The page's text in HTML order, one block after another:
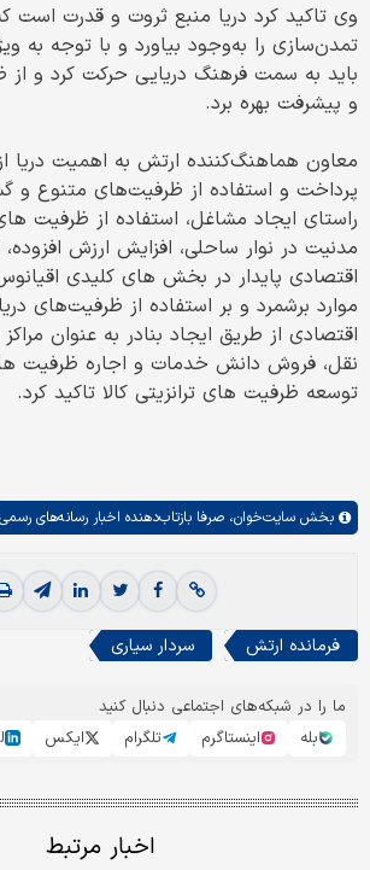
وی تاکید کرد دریا منبع ثروت و قدرت است
تمدن‌سازی را به‌وجود بیاورد و با توجه به
باید به سمت فرهنگ دریایی حرکت کرد و
و پیشرفت بهره برد.
معاون هماهنگ‌کننده ارتش به اهمیت دریا
پرداخت و استفاده از ظرفیت‌های متنوع و
راستای ایجاد مشاغل، استفاده از ظرفیت
مدنیت در نوار ساحلی، افزایش ارزش
اقتصادی پایدار در بخش های کلیدی
موارد برشمرد و بر استفاده از ظرفیت‌های
اقتصادی از طریق ایجاد بنادر به عنوان
‌نقل، فروش دانش ‌خدمات و اجاره ظرفیت
توسعه ظرفیت های ترانزیتی کالا تاکید کرد.
بخش سایت‌خوان، صرفا بازتاب‌دهنده اخبار رسانه‌های
فرمانده ارتش سردار سیاری
ما را در شبکه‌های اجتماعی دنبال کنید
بله
اینستاگرم تلگرام ایکس
اخبار مرتبط